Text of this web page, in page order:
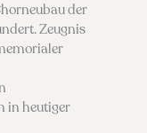
der
Zeugnis
in heutiger